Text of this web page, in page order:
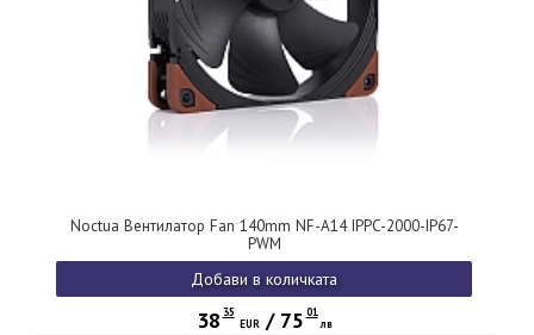
Noctua Вентилатор Fan 140mm NF-A14 IPPC-2000-IP67-
PWM
Добави в количката
38 35
EUR/ 75 01
лв